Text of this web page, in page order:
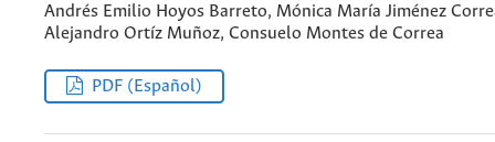
Andrés Emilio Hoyos Barreto, Mónica María Jiménez
Alejandro Ortíz Muñoz, Consuelo Montes de Correa
PDF (Español)